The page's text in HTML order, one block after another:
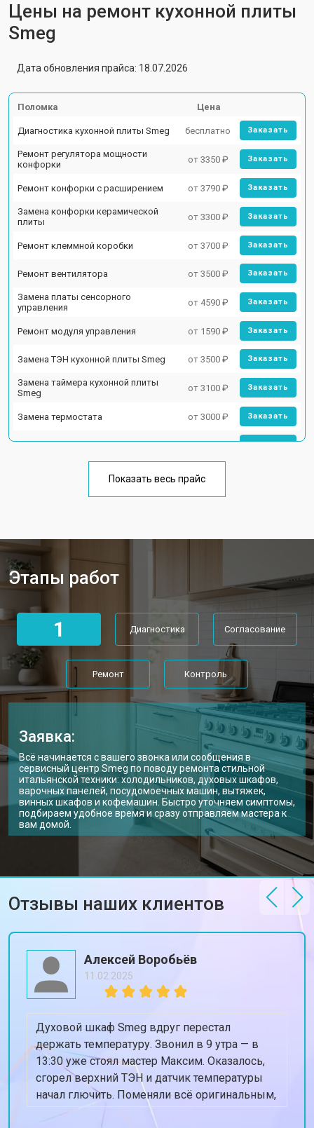
Цены на ремонт кухонной плиты
Smeg
Дата обновления прайса: 18.07.2026
Поломка Цена
Диагностика кухонной плиты Smeg бесплатно Заказать
Ремонт регулятора мощности
конфорки
от 3350 ₽ Заказать
Ремонт конфорки с расширением от 3790 ₽ Заказать
Замена конфорки керамической
плиты
от 3300 ₽ Заказать
Ремонт клеммной коробки от 3700 ₽ Заказать
Ремонт вентилятора от 3500 ₽ Заказать
Замена платы сенсорного
управления
от 4590 ₽ Заказать
Ремонт модуля управления от 1590 ₽ Заказать
Замена ТЭН кухонной плиты Smeg от 3500 ₽ Заказать
Замена таймера кухонной плиты
Smeg
от 3100 ₽ Заказать
Замена термостата от 3000 ₽ Заказать
Замена лампы подсветки от 2590 ₽ Заказать
Ремонт чугунной конфорки от 2600 ₽
Показать весь прайс
Этапы работ
1 Диагностика Согласование
Ремонт Контроль
Заявка:
Всё начинается с вашего звонка или сообщения в
сервисный центр Smeg по поводу ремонта стильной
итальянской техники: холодильников, духовых шкафов,
варочных панелей, посудомоечных машин, вытяжек,
винных шкафов и кофемашин. Быстро уточняем симптомы,
подбираем удобное время и сразу отправляем мастера к
вам домой.
Отзывы наших клиентов
Алексей Воробьёв
11.02.2025
Духовой шкаф Smeg вдруг перестал
держать температуру. Звонил в 9 утра — в
13:30 уже стоял мастер Максим. Оказалось,
сгорел верхний ТЭН и датчик температуры
начал глючить. Поменяли всё оригинальным,
духовка теперь греет ровно 180, когда